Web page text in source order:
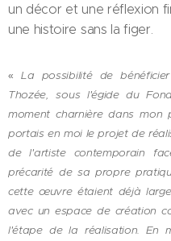
un décor et une réflexion
une histoire sans la figer.
«La possibilité de
Thozée, sous l'égide du
moment charnière dans mon
portais en moi le projet de
de l'artiste contemporain
précarité de sa propre
cette œuvre étaient déjà
avec un espace de création
l'étape de la réalisation. En